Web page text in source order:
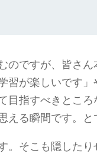
のですが、皆さ
習が楽しいです
目指すべきとこ
る瞬間です。と
そこも隠した